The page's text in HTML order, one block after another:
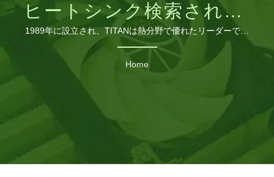
ヒートシンク検索された|
B2B冷却ファンメーカー |
工業用、RVおよびPC冷
却ソリューション –
1989年に設立され、TITANは熱分野で優れたリーダーであ
り、情熱とエリートエンジニアのチームを持っています。
台湾に拠点を置き、ドイツに支店を設立しました。 TITAN
は、グローバルなさまざまな地域に多くの販売代理店を持っ
信頼を得ています。 私たちは、さまざまな要求に対応する
ために生産ラインを拡大し、中国広東省に製造工場を建設し
Home